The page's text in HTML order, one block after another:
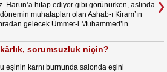
Harun’a hitap ediyor gibi görünürken, aslında
muhatapları olan Ashab-ı Kiram’ın
gelecek Ümmet-i Muhammed’in
sorumsuzluk niçin?
eşinin karnı burnunda salonda eşini